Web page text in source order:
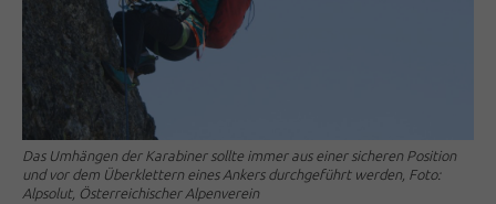
Das Umhängen der Karabiner sollte immer aus einer sicheren Position
und vor dem Überklettern eines Ankers durchgeführt werden, Foto:
Alpsolut, Österreichischer Alpenverein